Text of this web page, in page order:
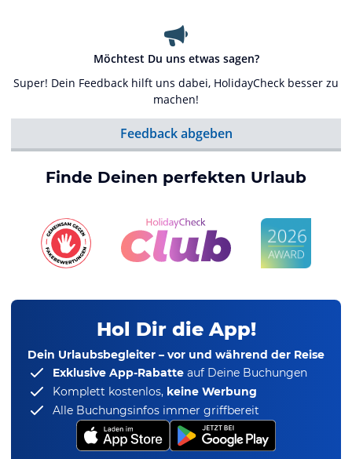
Möchtest Du uns etwas sagen?
Super! Dein Feedback hilft uns dabei, HolidayCheck besser zu
machen!
Feedback abgeben
Finde Deinen perfekten Urlaub
Hol Dir die App!
Dein Urlaubsbegleiter – vor und während der Reise
Exklusive App-Rabatte auf Deine Buchungen
Komplett kostenlos, keine Werbung
Alle Buchungsinfos immer griffbereit